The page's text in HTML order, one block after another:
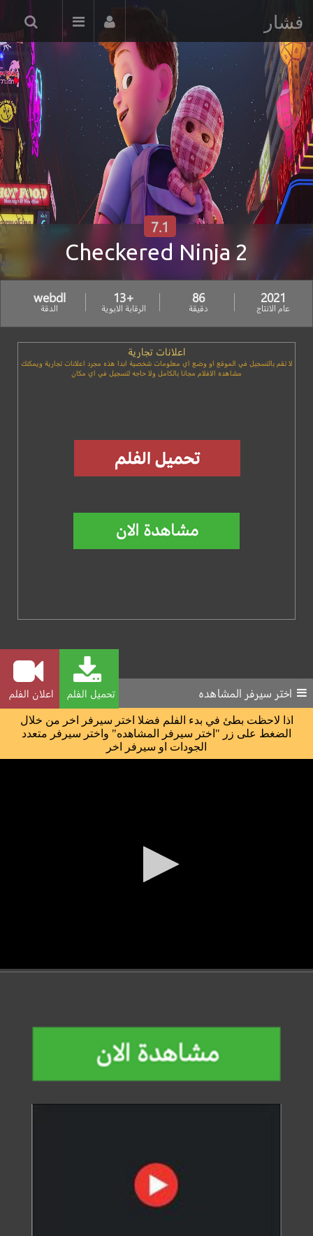
فشار
Checkered Ninja 2
7.1
2021
عام الانتاج
86
دقيقة
+13
الرقابة الابوية
webdl
الدقة
اعلانات تجارية
لا تقم بالتسجيل في الموقع او وضع اي معلومات شخصية ابدا هذه مجرد اعلانات تجارية ويمكنك
مشاهده الافلام مجانا بالكامل ولا حاجه لتسجيل في اي مكان
تحميل الفلم اعلان الفلم اختر سيرفر المشاهده
اذا لاحظت بطئ في بدء الفلم فضلا اختر سيرفر اخر من خلال
الضغط على زر "اختر سيرفر المشاهده" واختر سيرفر متعدد
الجودات او سيرفر اخر